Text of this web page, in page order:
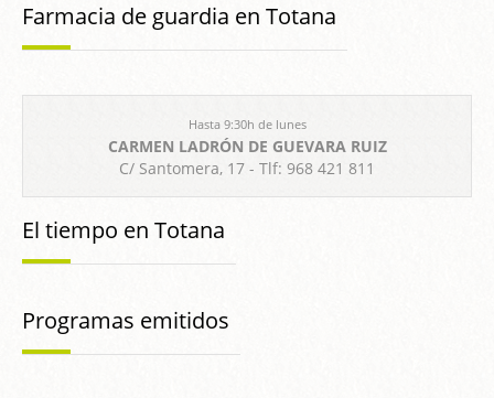
Programas emitidos
Farmacia de guardia en Totana
Hasta 9:30h de lunes
CARMEN LADRÓN DE GUEVARA RUIZ
C/ Santomera, 17 - Tlf: 968 421 811
El tiempo en Totana